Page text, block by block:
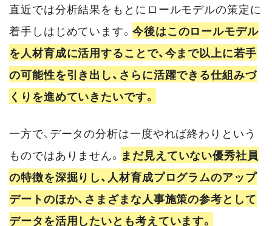
直近では分析結果をもとにロールモデルの策定に
着手しはじめています。 今後はこのロールモデル
を人材育成に活用することで、今まで以上に若手
の可能性を引き出し、さらに活躍できる仕組みづ
くりを進めていきたいです。
一方で、データの分析は一度やれば終わりという
ものではありません。 まだ見えていない優秀社員
の特徴を深掘りし、人材育成プログラムのアップ
デートのほか、さまざまな人事施策の参考として
データを活用したいとも考えています。